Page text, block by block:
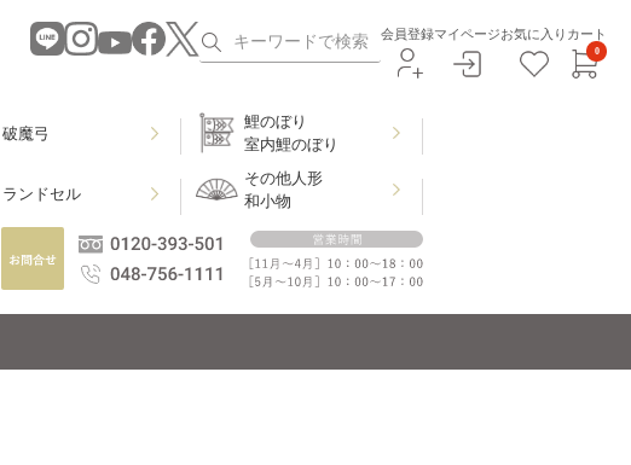
会員登録マイページお気に入り カート
0
破魔弓
鯉のぼり
室内鯉のぼり
ランドセル
その他人形
和小物